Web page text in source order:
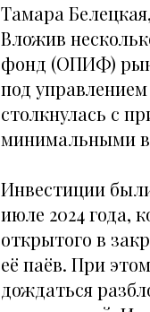
Тамара
Вложив
фонд (ОПИФ)
под
столкнулась с
минимальными
Инвестиции
июле 2024 года,
открытого в
её паёв. При
дождаться